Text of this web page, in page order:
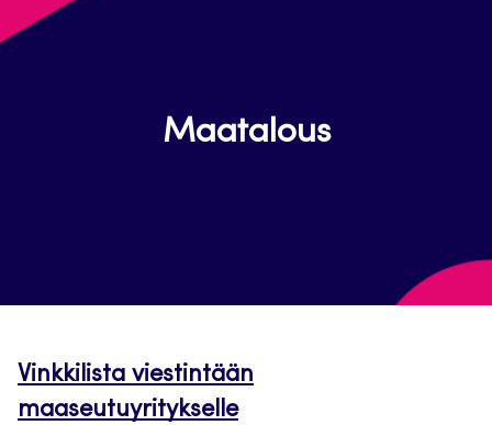
Maatalous
Vinkkilista viestintään
maaseutuyritykselle